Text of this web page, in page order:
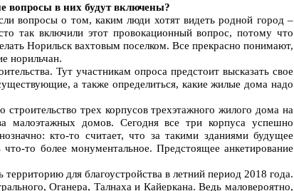
вопросы в них будут включены?
вопросы о том, каким люди хотят видеть родной город –
так включили этот провокационный вопрос, потому что
Норильск вахтовым поселком. Все прекрасно понимают,
норильчан.
Тут участникам опроса предстоит высказать свое
а также определиться, какие жилые дома надо
трех корпусов трехэтажного жилого дома на
малоэтажных домов. Сегодня все три корпуса успешно
кто-то считает, что за такими зданиями будущее
то более монументальное. Предстоящее анкетирование
для благоустройства в летний период 2018 года.
Оганера, Талнаха и Кайеркана. Ведь маловероятно,